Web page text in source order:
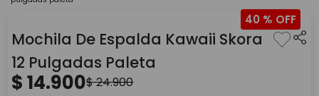
4.
monopatin
5. toy story
40 %
Mochila De Espalda Kawaii Skora
12 Pulgadas Paleta
$14.900$24.900